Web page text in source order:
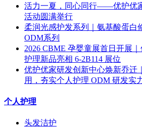
活力一夏，同心同行——优护优
活动圆满举行
柔润光感护发系列｜氨基酸蛋白
ODM系列
2026 CBME 孕婴童展首日开展
护理新品亮相 6-2B114 展位
优护优家研发创新中心焕新乔迁
用，夯实个人护理 ODM 研发实
个人护理
头发洁护